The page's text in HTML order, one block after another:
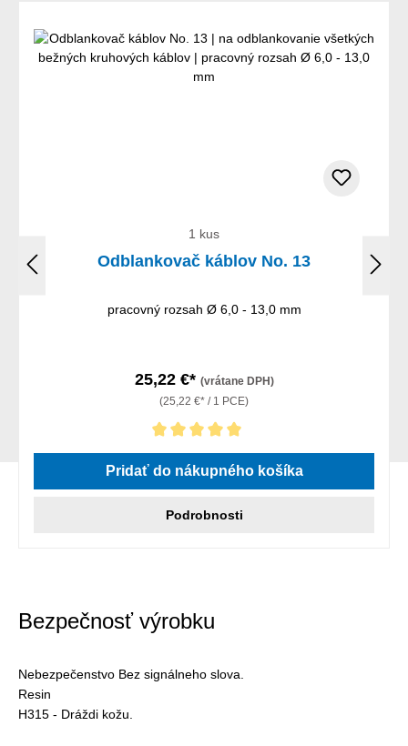
1 kus
Odblankovač káblov No. 13
pracovný rozsah Ø 6,0 - 13,0 mm
25,22 €* (vrátane DPH)
(25,22 €* / 1 PCE)
Priemerné hodnotenie 5 z 5 hviezdičiek
Pridať do nákupného košíka
Podrobnosti
Bezpečnosť výrobku
Nebezpečenstvo Bez signálneho slova.
Resin
H315 - Dráždi kožu.